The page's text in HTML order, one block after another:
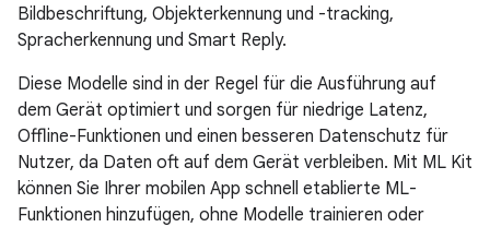
Bildbeschriftung, Objekterkennung und -tracking,
Spracherkennung und Smart Reply.
Diese Modelle sind in der Regel für die Ausführung auf
dem Gerät optimiert und sorgen für niedrige Latenz,
Offline-Funktionen und einen besseren Datenschutz für
Nutzer, da Daten oft auf dem Gerät verbleiben. Mit ML Kit
können Sie Ihrer mobilen App schnell etablierte ML-
Funktionen hinzufügen, ohne Modelle trainieren oder